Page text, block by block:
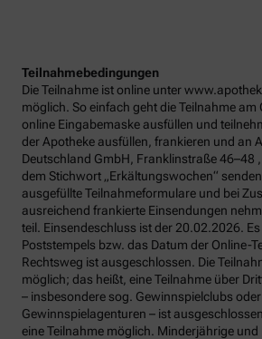
Teilnahmebedingungen
Die Teilnahme ist online unter
möglich. So einfach geht die Teilnahme am
online Eingabemaske ausfüllen und
der Apotheke ausfüllen, frankieren und an
Deutschland GmbH, Franklinstraße 46–48
dem Stichwort „Erkältungswochen“
ausgefüllte Teilnahmeformulare und bei
ausreichend frankierte Einsendungen
teil. Einsendeschluss ist der 20.02.2026.
Poststempels bzw. das Datum der Online-
Rechtsweg ist ausgeschlossen. Die
möglich; das heißt, eine Teilnahme über
– insbesondere sog. Gewinnspielclubs oder
Gewinnspielagenturen – ist
eine Teilnahme möglich. Minderjährige